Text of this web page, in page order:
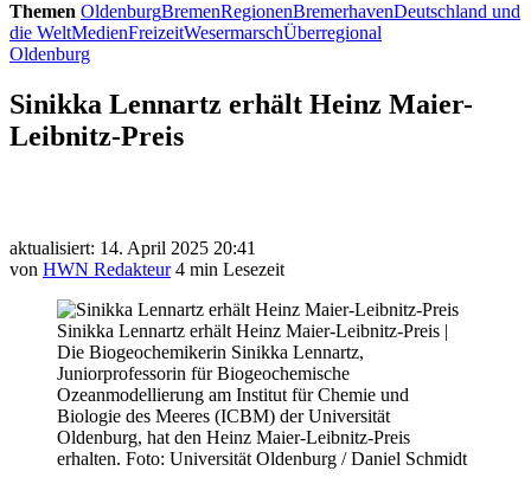
Themen OldenburgBremenRegionenBremerhavenDeutschland und
die WeltMedienFreizeitWesermarschÜberregional
Oldenburg
Sinikka Lennartz erhält Heinz Maier-
Leibnitz-Preis
aktualisiert: 14. April 2025 20:41
von HWN Redakteur 4 min Lesezeit
Sinikka Lennartz erhält Heinz Maier-Leibnitz-Preis |
Die Biogeochemikerin Sinikka Lennartz,
Juniorprofessorin für Biogeochemische
Ozeanmodellierung am Institut für Chemie und
Biologie des Meeres (ICBM) der Universität
Oldenburg, hat den Heinz Maier-Leibnitz-Preis
erhalten. Foto: Universität Oldenburg / Daniel Schmidt